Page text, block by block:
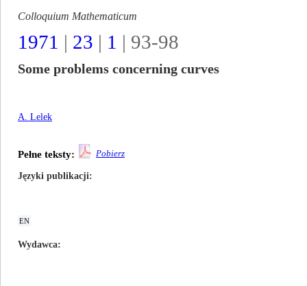
Colloquium Mathematicum
1971 | 23 | 1 | 93-98
Some problems concerning curves
A. Lelek
Pełne teksty: Pobierz
Języki publikacji
EN
Wydawca